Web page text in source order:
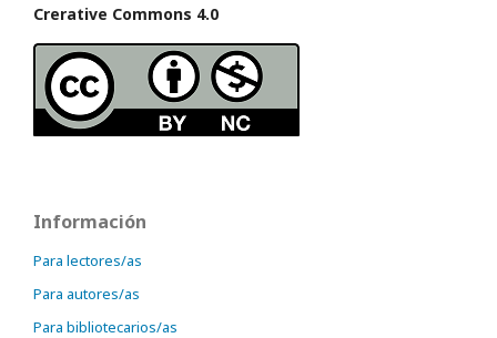
Crerative Commons 4.0
Información
Para lectores/as
Para autores/as
Para bibliotecarios/as